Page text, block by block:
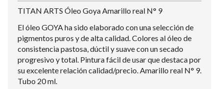
TITAN ARTS Óleo Goya Amarillo real N° 9
El óleo GOYA ha sido elaborado con una selección de
pigmentos puros y de alta calidad. Colores al óleo de
consistencia pastosa, dúctil y suave con un secado
progresivo y total. Pintura fácil de usar que destaca por
su excelente relación calidad/precio. Amarillo real N° 9.
Tubo 20 ml.